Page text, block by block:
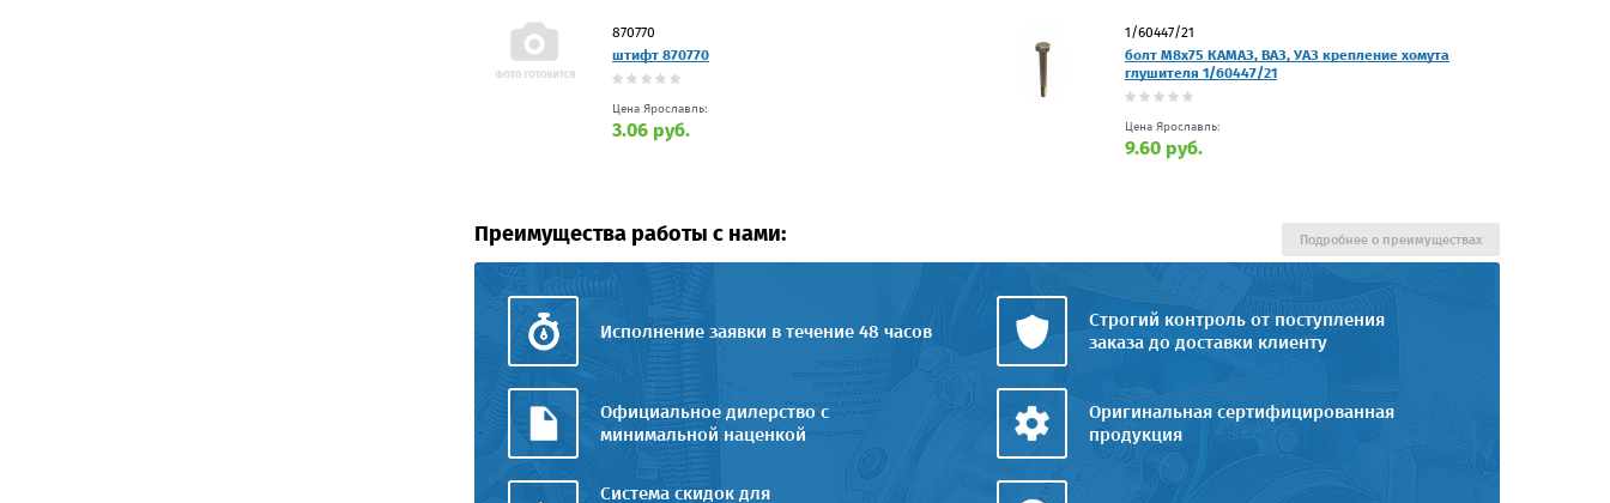
870770
штифт 870770
Цена Ярославль:
3.06 руб.
1/60447/21
болт М8х75 КАМАЗ, ВАЗ, УАЗ крепление хомута
глушителя 1/60447/21
Цена Ярославль:
9.60 руб.
Преимущества работы с нами:
Исполнение заявки в течение 48 часов
Строгий контроль от поступления
заказа до доставки клиенту
Официальное дилерство с
минимальной наценкой
Оригинальная сертифицированная
продукция
Система скидок для
Подробнее о преимуществах